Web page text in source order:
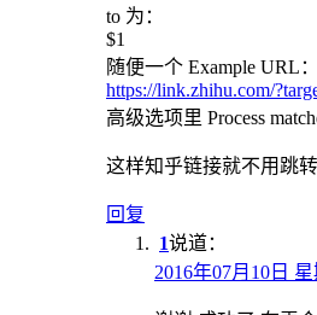
to 为：
$1
随便一个 Example URL：
https://link.zhihu.com/
高级选项里 Process
这样知乎链接就不用跳转
回复
1说道：
2016年07月10日